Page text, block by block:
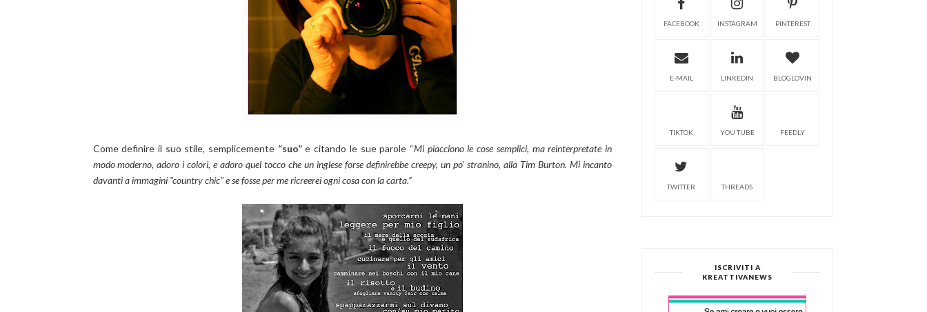
Come definire il suo stile, semplicemente “suo”e citando le sue parole “Mi piacciono le cose semplici, ma reinterpretate in
modo moderno, adoro i colori, e adoro quel tocco che un inglese forse definirebbe creepy, un po' stranino, alla Tim Burton. Mi incanto
davanti a immagini "country chic" e se fosse per me ricreerei ogni cosa con la carta.”
FACEBOOK INSTAGRAM PINTEREST
E-MAIL LINKEDIN BLOGLOVIN
TIKTOK YOU TUBE FEEDLY
TWITTER THREADS
ISCRIVITI A
KREATTIVANEWS